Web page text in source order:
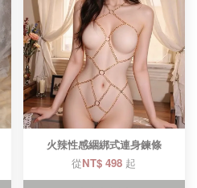
火辣性感綑綁式連身鍊條
從NT$ 498 起